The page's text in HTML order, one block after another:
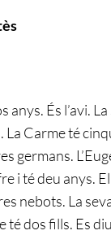
És l’avi.
Carme té
germans.
i té deu anys.
nebots. La
té dos fills. Es